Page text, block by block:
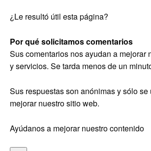
¿Le resultó útil esta página?
Por qué solicitamos comentarios
Sus comentarios nos ayudan a mejorar
y servicios. Se tarda menos de un
Sus respuestas son anónimas y sólo
mejorar nuestro sitio web.
Ayúdanos a mejorar nuestro contenido